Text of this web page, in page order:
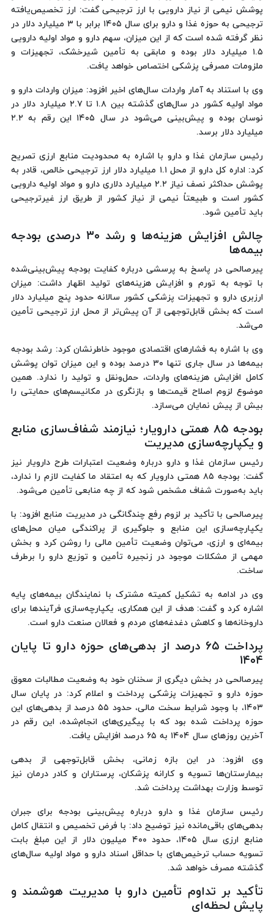
پوشش نیمی از نیاز دارویی با ارز ترجیحی گفت: ارز تخصیص‌یافته
ترجیحی به حوزه غذا و دارو برای سال ۱۴۰۵ برابر با ۳ میلیارد دلار در
نظر گرفته شده است که از این میزان، سهم دارو و مواد اولیه دارویی
۱.۵ میلیارد دلار بوده و مابقی به تأمین شیرخشک، تجهیزات و
ملزومات مصرفی پزشکی اختصاص خواهد یافت.
وی با استناد به آمار واردات سال‌های اخیر افزود: میزان واردات دارو و
مواد اولیه کشور در سال‌های گذشته بین ۱.۸ تا ۲.۷ میلیارد دلار در
نوسان بوده و پیش‌بینی می‌شود در سال ۱۴۰۵ این رقم به ۲.۲
میلیارد دلار برسد.
رئیس سازمان غذا و دارو با اشاره به محدودیت منابع ارزی تصریح
کرد: اداره کل دارو از محل ۱.۱ میلیارد دلار ارز ترجیحی خالص، قادر به
پوشش حداکثر نصف نیاز ۲.۲ میلیارد دلاری دارو و مواد اولیه دارویی
کشور است و طبیعتاً نیمی از نیاز کشور از طریق ارز غیرترجیحی
باید تأمین شود.
چالش افزایش هزینه‌ها و رشد ۳۰ درصدی بودجه
بیمه‌ها
پیرصالحی در پاسخ به پرسشی درباره کفایت بودجه پیش‌بینی‌شده
با توجه به تورم و افزایش هزینه‌های تولید اظهار داشت: میزان
ارزبری دارو و تجهیزات پزشکی کشور سالانه حدود پنج میلیارد دلار
است که بخش قابل‌توجهی از آن پیش‌تر از محل ارز ترجیحی تأمین
می‌شد.
وی با اشاره به فشارهای اقتصادی موجود خاطرنشان کرد: رشد بودجه
بیمه‌ها در سال جاری تنها ۳۰ درصد بوده و این میزان توان پوشش
کامل افزایش هزینه‌های واردات، حمل‌ونقل و تولید را ندارد. همین
موضوع لزوم اصلاح قیمت‌ها و بازنگری در مکانیسم‌های حمایتی را
بیش از پیش نمایان می‌سازد.
بودجه 85 همتی دارویار؛ نیازمند شفاف‌سازی منابع
و یکپارچه‌سازی مدیریت
رئیس سازمان غذا و دارو درباره وضعیت اعتبارات طرح دارویار نیز
گفت: بودجه ۸۵ همتی دارویار که به اعتقاد ما کفایت لازم را ندارد،
باید به‌صورت شفاف مشخص شود که از چه منابعی تأمین می‌شود.
پیرصالحی با تأکید بر لزوم رفع چندگانگی در مدیریت منابع افزود: با
یکپارچه‌سازی این منابع و جلوگیری از پراکندگی میان محل‌های
بیمه‌ای و ارزی، می‌توان وضعیت تأمین مالی را روشن کرد و بخش
مهمی از مشکلات موجود در زنجیره تأمین و توزیع دارو را برطرف
ساخت.
وی در ادامه به تشکیل کمیته مشترک با نمایندگان بیمه‌های پایه
اشاره کرد و گفت: هدف از این همکاری، یکپارچه‌سازی فرآیندها برای
داروخانه‌ها و کاهش دغدغه‌های مردم و فعالان صنعت دارو است.
پرداخت ۶۵ درصد از بدهی‌های حوزه دارو تا پایان
۱۴۰۴
پیرصالحی در بخش دیگری از سخنان خود به وضعیت مطالبات معوق
حوزه دارو و تجهیزات پزشکی پرداخت و اعلام کرد: در پایان سال
۱۴۰۳، با وجود شرایط سخت مالی، حدود ۵۵ درصد از بدهی‌های این
حوزه پرداخت شده بود که با پیگیری‌های انجام‌شده، این رقم در
آخرین روزهای سال ۱۴۰۴ به ۶۵ درصد افزایش یافت.
وی افزود: در این بازه زمانی، بخش قابل‌توجهی از بدهی
بیمارستان‌ها تسویه و کارانه پزشکان، پرستاران و کادر درمان نیز
توسط وزارت بهداشت پرداخت شد.
رئیس سازمان غذا و دارو درباره پیش‌بینی بودجه برای جبران
بدهی‌های باقی‌مانده نیز توضیح داد: با فرض تخصیص و انتقال کامل
منابع ارزی سال ۱۴۰۵، حدود ۴۰۰ میلیون دلار از این مبلغ بابت
تسویه حساب ترخیص‌های با حداقل اسناد دارو و مواد اولیه سال‌های
گذشته مصرف خواهد شد.
تأکید بر تداوم تأمین دارو با مدیریت هوشمند و
پایش لحظه‌ای